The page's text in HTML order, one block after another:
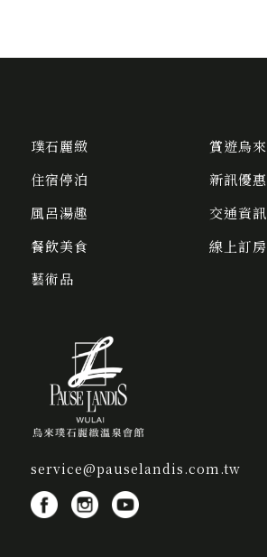
璞石麗緻
住宿停泊
風呂湯趣
餐飲美食
藝術品
賞遊烏來
新訊優惠
交通資訊
線上訂房
service@pauselandis.com.tw